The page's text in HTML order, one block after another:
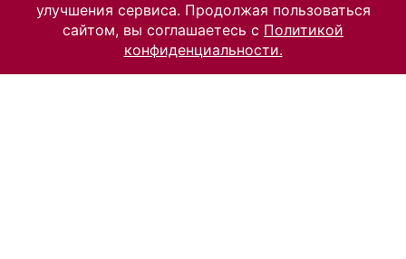
улучшения сервиса. Продолжая пользоваться
сайтом, вы соглашаетесь с Политикой
конфиденциальности.